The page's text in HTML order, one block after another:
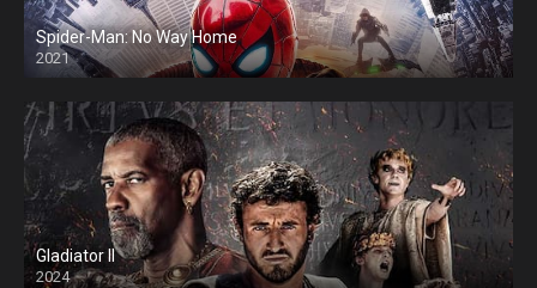
Spider-Man: No Way Home
2021
Gladiator II
2024